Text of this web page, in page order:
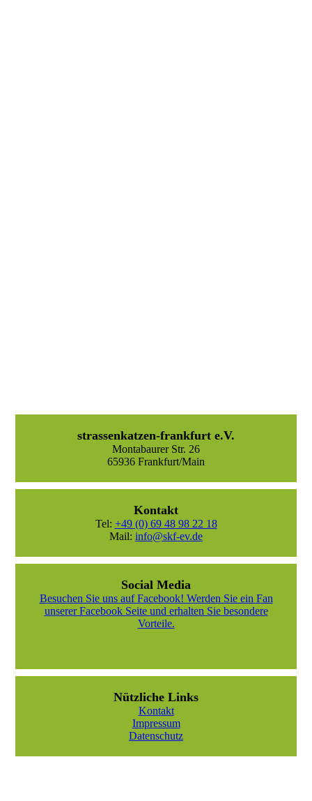
strassenkatzen-frankfurt e.V.
Montabaurer Str. 26
65936 Frankfurt/Main
Kontakt
Tel: +49 (0) 69 48 98 22 18
Mail: info@skf-ev.de
Social Media
Besuchen Sie uns auf Facebook! Werden Sie ein Fan
unserer Facebook Seite und erhalten Sie besondere
Vorteile.
Nützliche Links
Kontakt
Impressum
Datenschutz